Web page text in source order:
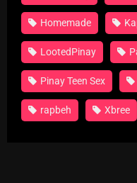
Homemade
LootedPinay
Pinay Teen Sex
rapbeh Xbree